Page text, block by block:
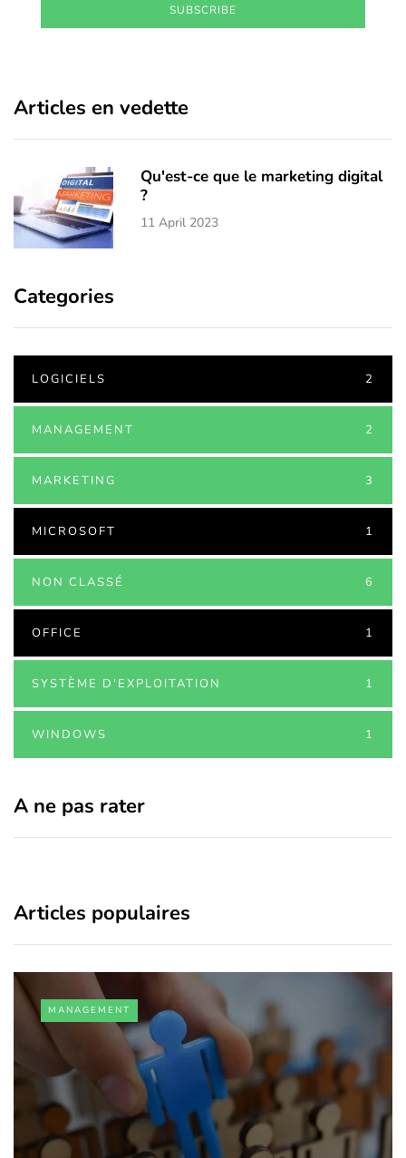
SUBSCRIBE
Articles en vedette
Qu'est-ce que le marketing digital
?
11 April 2023
Categories
LOGICIELS 2
MANAGEMENT 2
MARKETING 3
MICROSOFT 1
NON CLASSÉ 6
OFFICE 1
SYSTÈME D'EXPLOITATION 1
WINDOWS 1
A ne pas rater
Articles populaires
MANAGEMENT